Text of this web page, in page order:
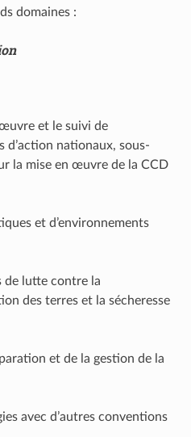
domaines :
et le suivi de
d’action nationaux, sous-
la mise en œuvre de la CCD
et d’environnements
de lutte contre la
des terres et la sécheresse
et de la gestion de la
avec d’autres conventions